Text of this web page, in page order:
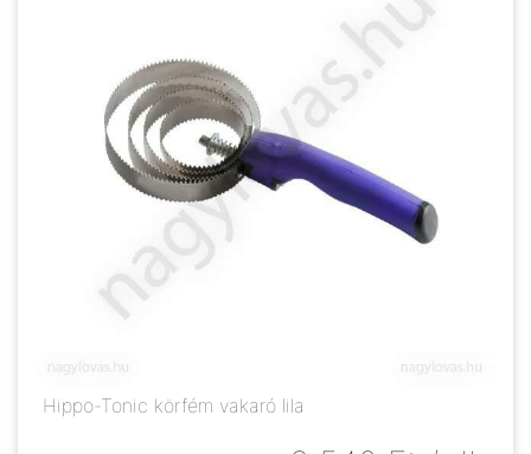
Hippo-Tonic körfém vakaró lila